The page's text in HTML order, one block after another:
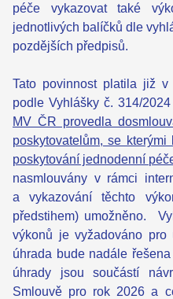
péče vykazovat také
jednotlivých balíčků dle
pozdějších předpisů.
Tato povinnost platila již
podle Vyhlášky č. 314/
MV ČR provedla
poskytovatelům, se
poskytování jednodenní
nasmlouvány v rámci
a vykazování těchto
předstihem) umožněno.
výkonů je vyžadováno pro
úhrada bude nadále
úhrady jsou součástí
Smlouvě pro rok 2026 a